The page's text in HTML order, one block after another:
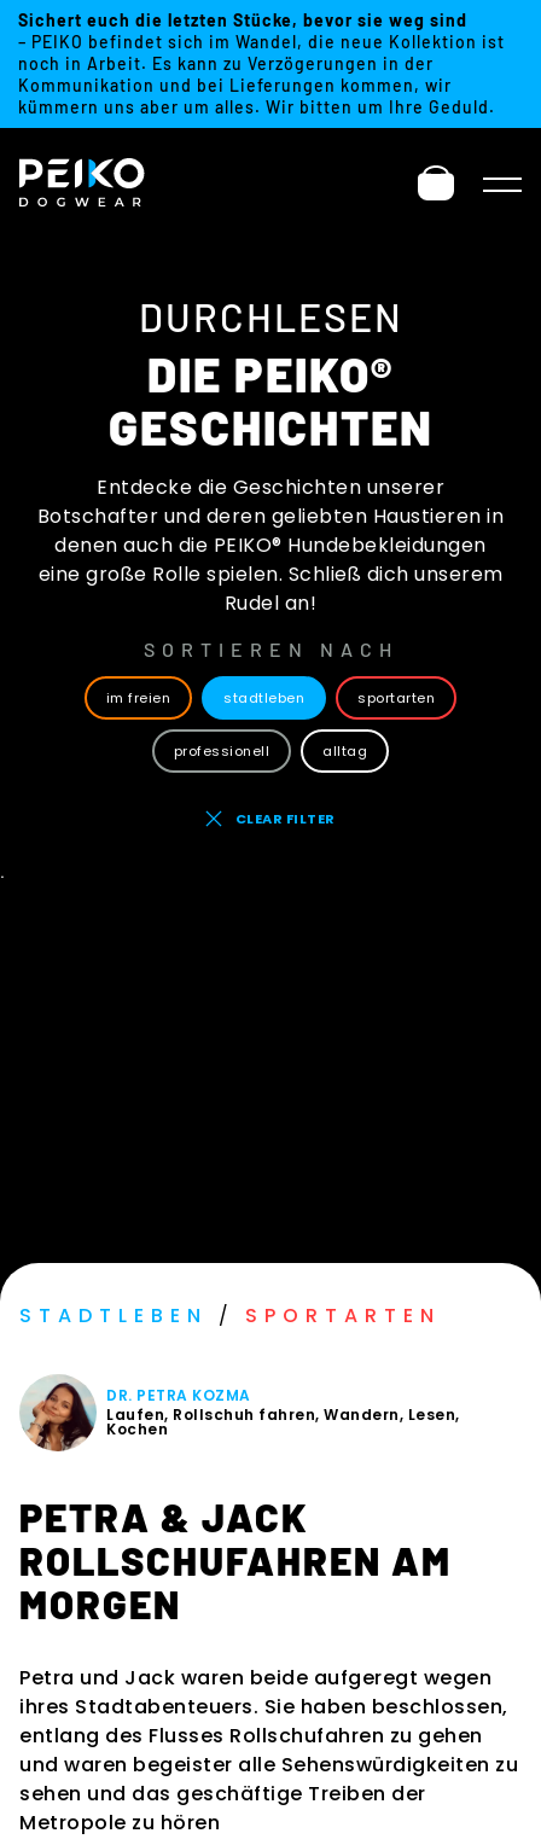
Sichert euch die letzten Stücke, bevor sie weg sind
– PEIKO befindet sich im Wandel, die neue Kollektion ist
noch in Arbeit. Es kann zu Verzögerungen in der
Kommunikation und bei Lieferungen kommen, wir
kümmern uns aber um alles. Wir bitten um Ihre Geduld.
DURCHLESEN
DIE PEIKO®
GESCHICHTEN
Entdecke die Geschichten unserer
Botschafter und deren geliebten Haustieren in
denen auch die PEIKO® Hundebekleidungen
eine große Rolle spielen. Schließ dich unserem
Rudel an!
SORTIEREN NACH
im freien stadtleben sportarten
professionell alltag
CLEAR FILTER
˙
STADTLEBEN / SPORTARTEN
˙
DR. PETRA KOZMA
Laufen, Rollschuh fahren, Wandern, Lesen,
Kochen
PETRA & JACK
ROLLSCHUFAHREN AM
MORGEN
Petra und Jack waren beide aufgeregt wegen
ihres Stadtabenteuers. Sie haben beschlossen,
entlang des Flusses Rollschufahren zu gehen
und waren begeister alle Sehenswürdigkeiten zu
sehen und das geschäftige Treiben der
Metropole zu hören